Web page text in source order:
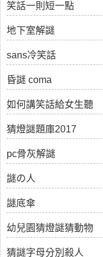
笑話一則短一點
地下室解謎
sans冷笑話
昏謎 coma
如何講笑話給女生聽
猜燈謎題庫2017
pc骨灰解謎
謎の人
謎底傘
幼兒園猜燈謎猜動物
猜謎字母分別殺人